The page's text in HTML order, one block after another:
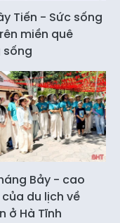
Tiến - Sức sống
miền quê
sống
Bảy - cao
du lịch về
ở Hà Tĩnh